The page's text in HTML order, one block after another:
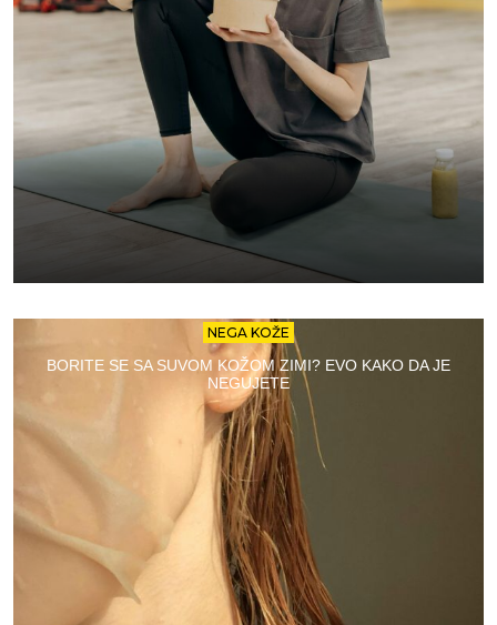
NEGA KOŽE
BORITE SE SA SUVOM KOŽOM ZIMI? EVO KAKO DA JE
NEGUJETE